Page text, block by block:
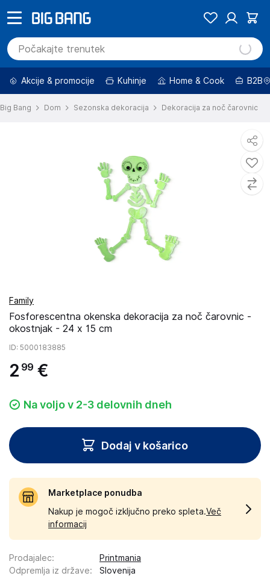
Akcije & promocije Kuhinje Home & Cook B2B
Big Bang Dom Sezonska dekoracija Dekoracija za noč čarovnic
Family
Fosforescentna okenska dekoracija za noč čarovnic -
okostnjak - 24 x 15 cm
ID: 5000183885
2 99 €
Na voljo v 2-3 delovnih dneh
Dodaj v košarico
Marketplace ponudba
Nakup je mogoč izključno preko spleta.Več
informacij
Prodajalec:
Printmania
Odpremlja iz države:
Slovenija